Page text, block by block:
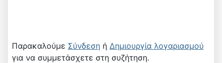
Παρακαλούμε Σύνδεση ή Δημιουργία λογαριασμού
για να συμμετάσχετε στη συζήτηση.